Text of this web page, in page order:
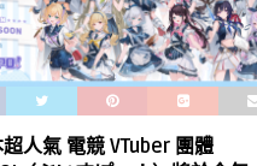
超人氣 電競 VTuber 團體